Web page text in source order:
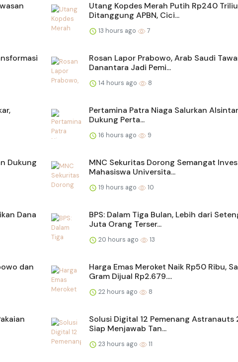
Utang Kopdes Merah Putih Rp240
Ditanggung APBN, Cici...
13 hours ago 7
Rosan Lapor Prabowo, Arab Saudi
Danantara Jadi Pemi...
14 hours ago 8
Pertamina Patra Niaga Salurkan
Dukung Perta...
16 hours ago 9
Dukung
MNC Sekuritas Dorong Semangat
Mahasiswa Universita...
19 hours ago 10
Dana
BPS: Dalam Tiga Bulan, Lebih dari
Juta Orang Terser...
20 hours ago 13
dan
Harga Emas Meroket Naik Rp50 Ribu,
Gram Dijual Rp2.679....
22 hours ago 8
Solusi Digital 12 Pemenang Astranauts
Siap Menjawab Tan...
23 hours ago 11